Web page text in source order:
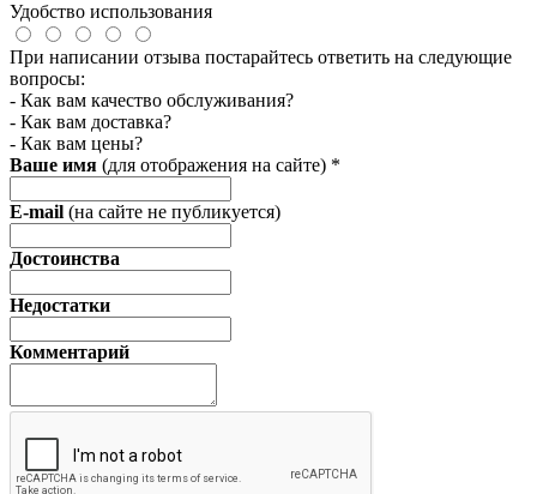
Удобство использования
При написании отзыва постарайтесь ответить на следующие
вопросы:
- Как вам качество обслуживания?
- Как вам доставка?
- Как вам цены?
Ваше имя (для отображения на сайте) *
E-mail (на сайте не публикуется)
Достоинства
Недостатки
Комментарий